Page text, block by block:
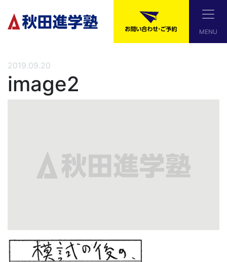
MENU
2019.09.20
image2